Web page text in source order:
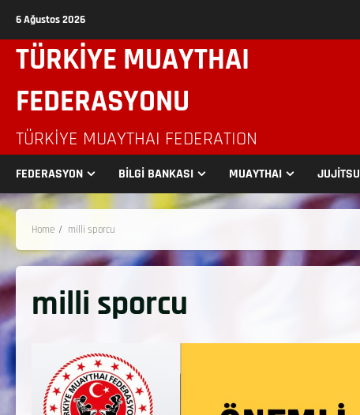
6 Ağustos 2026
TÜRKİYE MUAYTHAI
FEDERASYONU
TÜRKIYE MUAYTHAI FEDERATION
FEDERASYON BİLGİ BANKASI MUAYTHAI JUJİTSU
Home milli sporcu
milli sporcu